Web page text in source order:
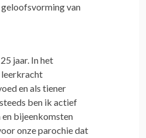
van
jaar. In het
leerkracht
en als tiener
ben ik actief
en bijeenkomsten
onze parochie dat